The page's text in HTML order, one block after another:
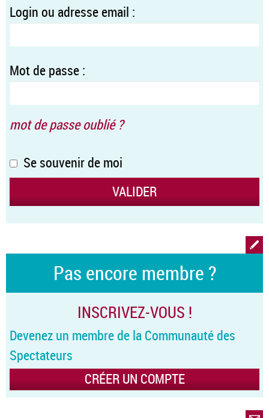
Login ou adresse email :
Mot de passe :
mot de passe oublié ?
Se souvenir de moi
Pas encore membre ?
INSCRIVEZ-VOUS !
Devenez un membre de la Communauté des
Spectateurs
CRÉER UN COMPTE